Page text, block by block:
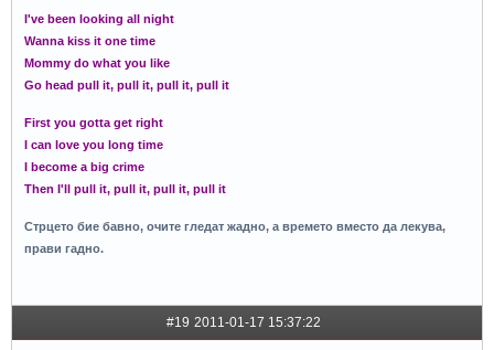
I've been looking all night
Wanna kiss it one time
Mommy do what you like
Go head pull it, pull it, pull it, pull it
First you gotta get right
I can love you long time
I become a big crime
Then I'll pull it, pull it, pull it, pull it
Стрцето бие бавно, очите гледат жадно, а времето вместо да лекува,
прави гадно.
#19 2011-01-17 15:37:22